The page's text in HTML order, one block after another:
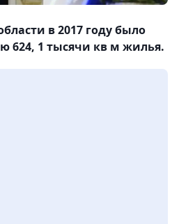
в 2017 году было
624, 1 тысячи кв м жилья.